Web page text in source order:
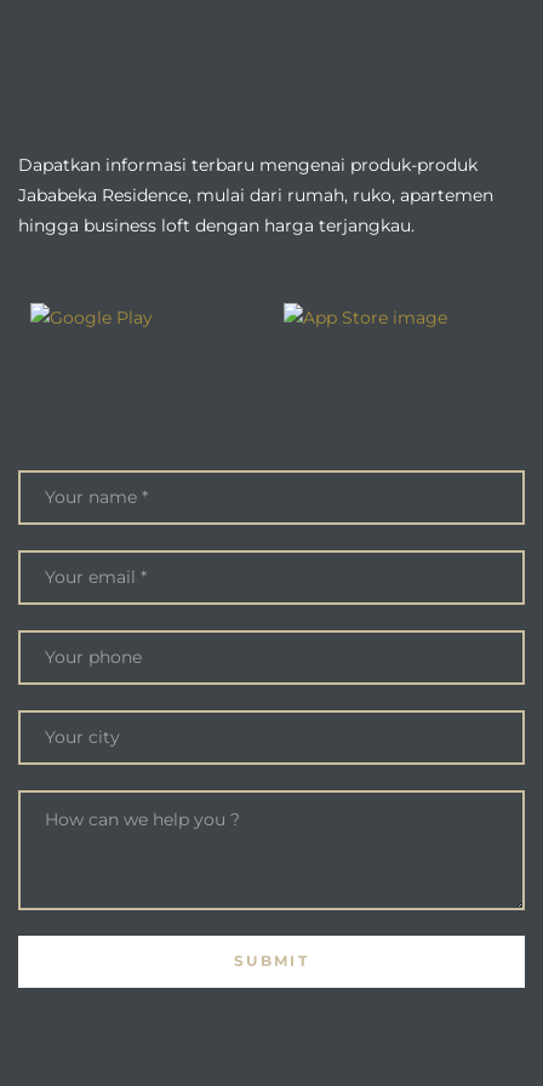
Dapatkan informasi terbaru mengenai produk-produk
Jababeka Residence, mulai dari rumah, ruko, apartemen
hingga business loft dengan harga terjangkau.